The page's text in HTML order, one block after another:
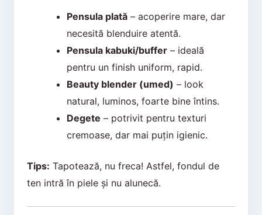
Pensula plată– acoperire mare, dar
necesită blenduire atentă.
Pensula kabuki/buffer– ideală
pentru un finish uniform, rapid.
Beauty blender (umed) – look
natural, luminos, foarte bine întins.
Degete – potrivit pentru texturi
cremoase, dar mai puțin igienic.
Tips: Tapotează, nu freca! Astfel, fondul de
ten intră în piele și nu alunecă.